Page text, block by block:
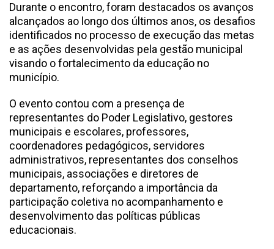
Durante o encontro, foram destacados os avanços
alcançados ao longo dos últimos anos, os desafios
identificados no processo de execução das metas
e as ações desenvolvidas pela gestão municipal
visando o fortalecimento da educação no
município.
O evento contou com a presença de
representantes do Poder Legislativo, gestores
municipais e escolares, professores,
coordenadores pedagógicos, servidores
administrativos, representantes dos conselhos
municipais, associações e diretores de
departamento, reforçando a importância da
participação coletiva no acompanhamento e
desenvolvimento das políticas públicas
educacionais.